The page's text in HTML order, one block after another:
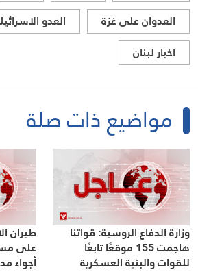
العدوان على غزة
العدو
اخبار لبنان
مواضيع ذات صلة
وزارة الدفاع الروسية: قواتنا
هاجمت 155 موقعًا تابعًا
للقوات والبنية العسكرية
طيران
على
أجواء